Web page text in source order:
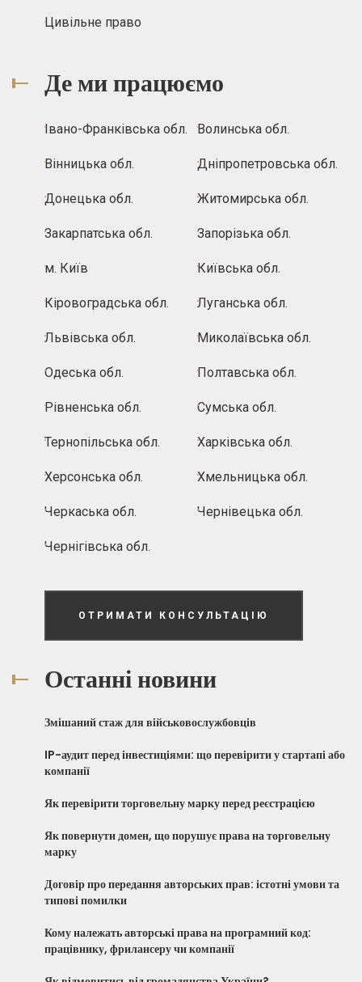
Цивільне право
Де ми працюємо
Івано-Франківська обл. Волинська обл.
Вінницька обл. Дніпропетровська обл.
Донецька обл. Житомирська обл.
Закарпатська обл. Запорізька обл.
м. Київ Київська обл.
Кіровоградська обл. Луганська обл.
Львівська обл. Миколаївська обл.
Одеська обл. Полтавська обл.
Рівненська обл. Сумська обл.
Тернопільська обл. Харківська обл.
Херсонська обл. Хмельницька обл.
Черкаська обл. Чернівецька обл.
Чернігівська обл.
ОТРИМАТИ КОНСУЛЬТАЦІЮ
Останні новини
Змішаний стаж для військовослужбовців
IP-аудит перед інвестиціями: що перевірити у стартапі або
компанії
Як перевірити торговельну марку перед реєстрацією
Як повернути домен, що порушує права на торговельну
марку
Договір про передання авторських прав: істотні умови та
типові помилки
Кому належать авторські права на програмний код:
працівнику, фрилансеру чи компанії